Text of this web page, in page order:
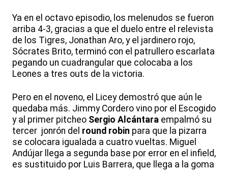
Ya en el octavo episodio, los melenudos se fueron
arriba 4-3, gracias a que el duelo entre el relevista
de los Tigres, Jonathan Aro, y el jardinero rojo,
Sócrates Brito, terminó con el patrullero escarlata
pegando un cuadrangular que colocaba a los
Leones a tres outs de la victoria.
Pero en el noveno, el Licey demostró que aún le
quedaba más. Jimmy Cordero vino por el Escogido
y al primer pitcheo Sergio Alcántara empalmó su
tercer jonrón del round robin para que la pizarra
se colocara igualada a cuatro vueltas. Miguel
Andújar llega a segunda base por error en el infield,
es sustituido por Luis Barrera, que llega a la goma